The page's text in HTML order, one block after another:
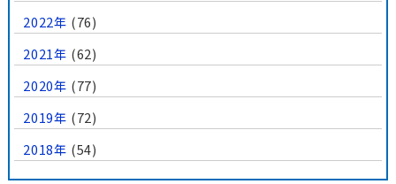
2022年 (76)
2021年 (62)
2020年 (77)
2019年 (72)
2018年 (54)